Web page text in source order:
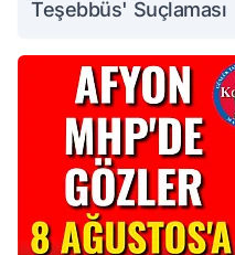
Teşebbüs' Suçlaması